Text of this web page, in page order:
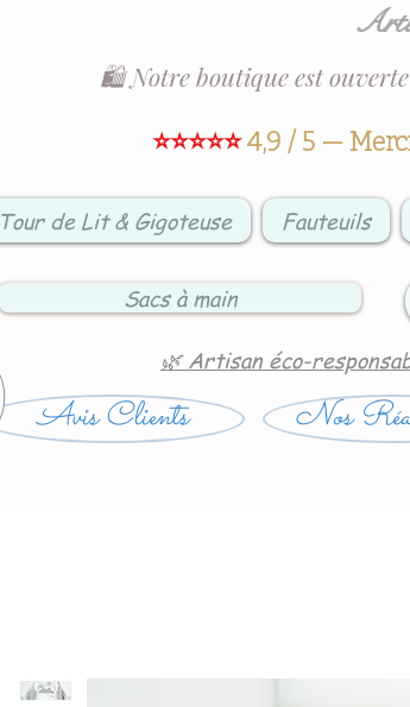
⭐⭐⭐⭐⭐4,9 / 5 —
🛍️ Notre boutique est
Tour de Lit & Gigoteuse Fauteuils
Sacs à main
🌿 Artisan éco-
Avis Clients Nos